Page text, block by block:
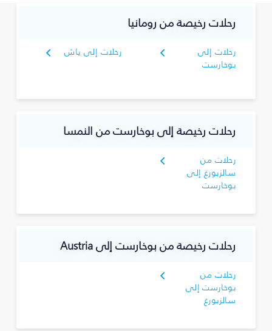
رحلات رخيصة من رومانيا
رحلات إلى
بوخارست
رحلات إلى ياش
رحلات رخيصة إلى بوخارست من النمسا
رحلات من
سالزبورغ إلى
بوخارست
رحلات رخيصة من بوخارست إلى Austria
رحلات من
بوخارست إلى
سالزبورغ